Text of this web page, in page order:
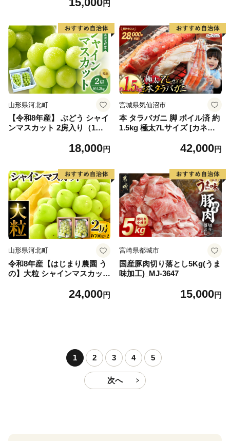
無料_C6035n
円
山形県河北町
【令和8年産】 ぶどう シャイ
ンマスカット 2房入り（1房6
産【山形eLab】 ka074-023-r
18,000円
宮城県気仙沼市
本 タラバガニ 脚 ボイル済 約
1.5kg 極太7Lサイズ [カネダ
6] カニ かに 蟹 たらばがに た
42,000円
山形県河北町
令和8年産【はじまり農園 う
の】大粒 シャインマスカット
河北町産 【河北町観光物産協
24,000円
宮崎県都城市
国産豚肉切り落とし5Kg(うま
味加工)_MJ-3647
15,000円
1 2 3 4 5
次へ